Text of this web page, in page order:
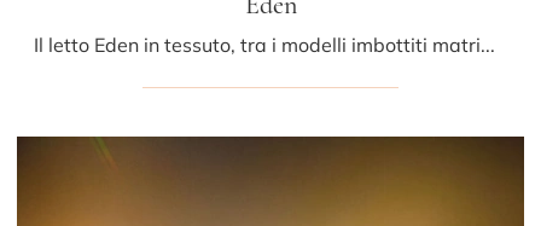
Il letto Eden in tessuto, tra i modelli imbottiti matrimoniali moderni di Bolzan Letti, è pensato per garantirti il sonno più profondo.